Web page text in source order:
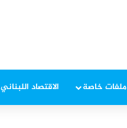
ملفات خاصة الاقتصاد اللبناني